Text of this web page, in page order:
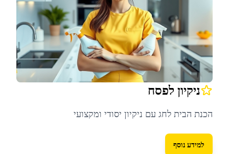
ניקיון לפסח
הכנת הבית לחג עם ניקיון יסודי ומקצועי
למידע נוסף